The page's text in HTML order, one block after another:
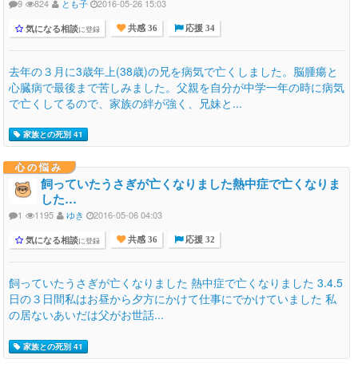
9 824 とも子 2016-05-26 15:03
気になる相談に登録 共感 36 応援 34
去年の３月に3歳年上(38歳)の兄を病気で亡くしました。脳腫瘍と
心臓病で最後まで苦しみました。父親を自分が中学一年の時に病気
で亡くしてるので、家族の絆が強く、兄妹と...
家族との死別 41
心の悩み
飼っていたうさぎが亡くなりました熱中症で亡くなりま
した…
1 1195 ゆき 2016-05-06 04:03
気になる相談に登録 共感 36 応援 32
飼っていたうさぎが亡くなりました 熱中症で亡くなりました 3.4.5
日の３日間私はお昼から夕方にかけて仕事にでかけていました 私
の居ないあいだは父がお世話...
家族との死別 41